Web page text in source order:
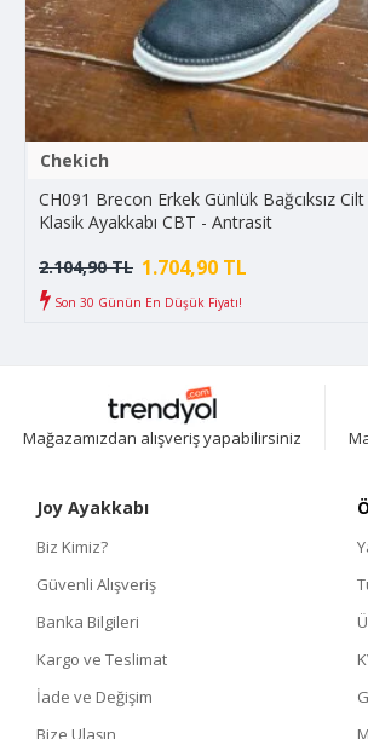
Chekich
CH091 Brecon Erkek Günlük Bağcıksız Cilt
Klasik Ayakkabı CBT - Antrasit
1.704,90 TL
2.104,90 TL
Son 30 Günün En Düşük Fiyatı!
Mağazamızdan alışveriş yapabilirsiniz
Joy Ayakkabı
Biz Kimiz?
Güvenli Alışveriş
Banka Bilgileri
Kargo ve Teslimat
İade ve Değişim
Bize Ulaşın